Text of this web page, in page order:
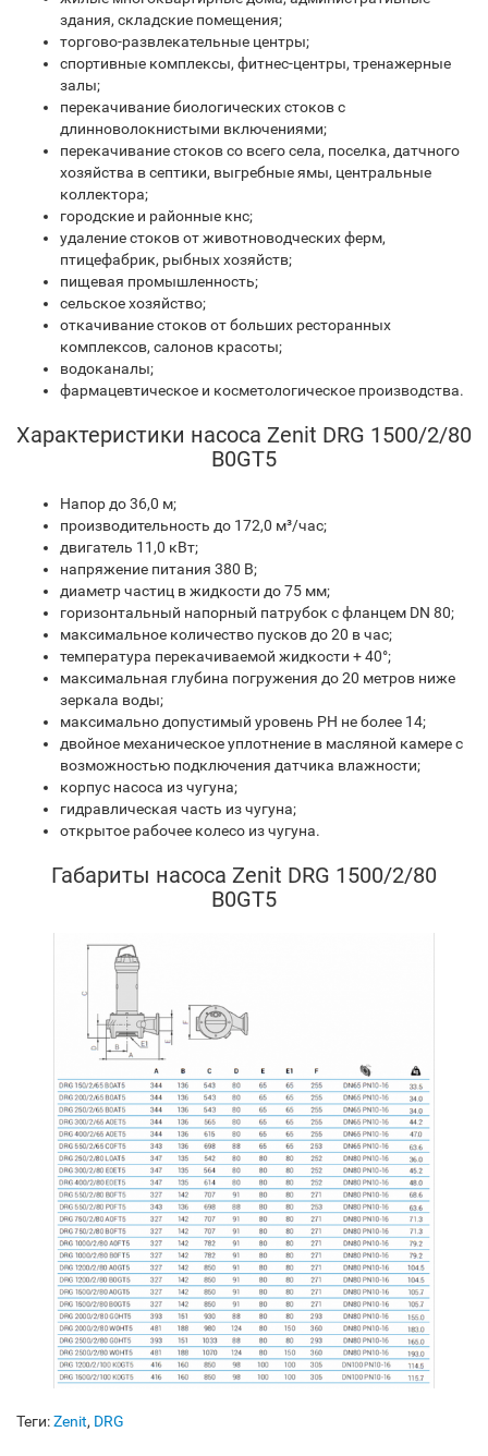
здания, складские помещения;
торгово-развлекательные центры;
спортивные комплексы, фитнес-центры, тренажерные
залы;
перекачивание биологических стоков с
длинноволокнистыми включениями;
перекачивание стоков со всего села, поселка, датчного
хозяйства в септики, выгребные ямы, центральные
коллектора;
городские и районные кнс;
удаление стоков от животноводческих ферм,
птицефабрик, рыбных хозяйств;
пищевая промышленность;
сельское хозяйство;
откачивание стоков от больших ресторанных
комплексов, салонов красоты;
водоканалы;
фармацевтическое и косметологическое производства.
Характеристики насоса Zenit DRG 1500/2/80
B0GT5
Напор до 36,0 м;
производительность до 172,0 м³/час;
двигатель 11,0 кВт;
напряжение питания 380 В;
диаметр частиц в жидкости до 75 мм;
горизонтальный напорный патрубок с фланцем DN 80;
максимальное количество пусков до 20 в час;
температура перекачиваемой жидкости + 40°;
максимальная глубина погружения до 20 метров ниже
зеркала воды;
максимально допустимый уровень PH не более 14;
двойное механическое уплотнение в масляной камере с
возможностью подключения датчика влажности;
корпус насоса из чугуна;
гидравлическая часть из чугуна;
открытое рабочее колесо из чугуна.
Габариты насоса Zenit DRG 1500/2/80
B0GT5
Теги:Zenit, DRG